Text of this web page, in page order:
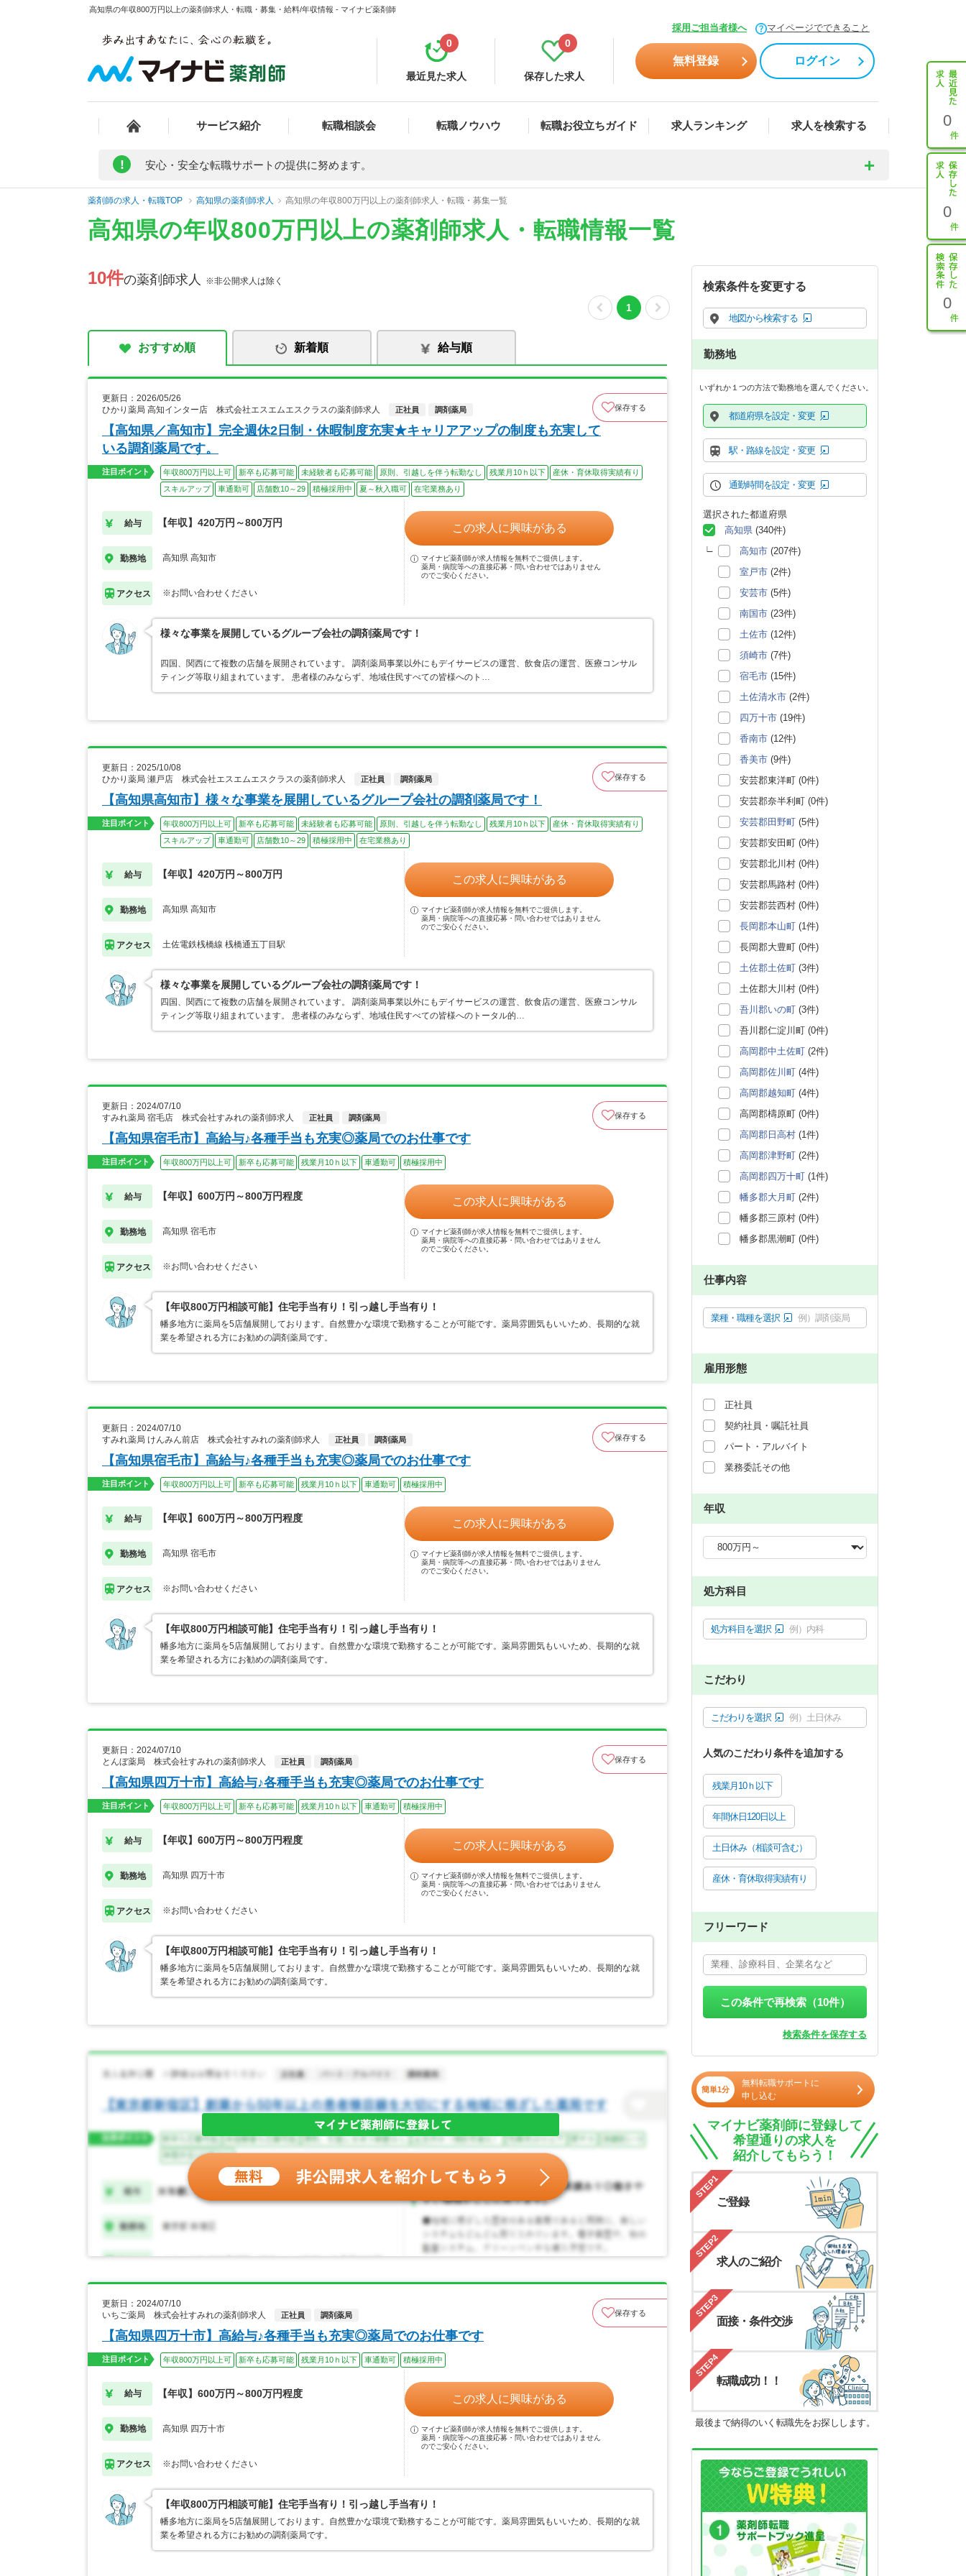
高知県の年収800万円以上の薬剤師求人・転職・募集・給料/年収情報 - マイナビ薬剤師
採用ご担当者様へ マイページでできること
最近見た求人
0
保存した求人
0
無料登録 ログイン
サービス紹介 転職相談会 転職ノウハウ 転職お役立ちガイド 求人ランキング 求人を検索する 0
0
0
! 安心・安全な転職サポートの提供に努めます。
薬剤師の求人・転職TOP 高知県の薬剤師求人 高知県の年収800万円以上の薬剤師求人・転職・募集一覧
高知県の年収800万円以上の薬剤師求人・転職情報一覧
10件の薬剤師求人 ※非公開求人は除く
1
おすすめ順 新着順 給与順
更新日：2026/05/26
ひかり薬局 高知インター店 株式会社エスエムエスクラスの薬剤師求人
正社員 調剤薬局 保存する
【高知県／高知市】完全週休2日制・休暇制度充実★キャリアアップの制度も充実して
いる調剤薬局です。
注目ポイント 年収800万円以上可 新卒も応募可能 未経験者も応募可能 原則、引越しを伴う転勤なし 残業月10ｈ以下
産休・育休取得実績有り
スキルアップ
車通勤可 店舗数10～29 積極採用中 夏～秋入職可 在宅業務あり
給与 【年収】420万円～800万円
勤務地 高知県 高知市
アクセス ※お問い合わせください
この求人に興味がある
マイナビ薬剤師が求人情報を無料でご提供します。
薬局・病院等への直接応募・問い合わせではありません
のでご安心ください。
様々な事業を展開しているグループ会社の調剤薬局です！
四国、関西にて複数の店舗を展開されています。 調剤薬局事業以外にもデイサービスの運営、飲食店の運営、医療コンサル
ティング等取り組まれています。 患者様のみならず、地域住民すべての皆様へのト…
更新日：2025/10/08
ひかり薬局 瀬戸店 株式会社エスエムエスクラスの薬剤師求人
正社員 調剤薬局 保存する
【高知県高知市】様々な事業を展開しているグループ会社の調剤薬局です！
注目ポイント 年収800万円以上可 新卒も応募可能 未経験者も応募可能 原則、引越しを伴う転勤なし 残業月10ｈ以下
産休・育休取得実績有り
スキルアップ
車通勤可 店舗数10～29 積極採用中 在宅業務あり
給与 【年収】420万円～800万円
勤務地 高知県 高知市
アクセス 土佐電鉄桟橋線 桟橋通五丁目駅
この求人に興味がある
マイナビ薬剤師が求人情報を無料でご提供します。
薬局・病院等への直接応募・問い合わせではありません
のでご安心ください。
様々な事業を展開しているグループ会社の調剤薬局です！
四国、関西にて複数の店舗を展開されています。 調剤薬局事業以外にもデイサービスの運営、飲食店の運営、医療コンサル
ティング等取り組まれています。 患者様のみならず、地域住民すべての皆様へのトータル的…
更新日：2024/07/10
すみれ薬局 宿毛店 株式会社すみれの薬剤師求人
正社員 調剤薬局 保存する
【高知県宿毛市】高給与♪各種手当も充実◎薬局でのお仕事です
注目ポイント 年収800万円以上可 新卒も応募可能 残業月10ｈ以下 車通勤可 積極採用中
給与 【年収】600万円～800万円程度
勤務地 高知県 宿毛市
アクセス ※お問い合わせください
この求人に興味がある
マイナビ薬剤師が求人情報を無料でご提供します。
薬局・病院等への直接応募・問い合わせではありません
のでご安心ください。
【年収800万円相談可能】住宅手当有り！引っ越し手当有り！
幡多地方に薬局を5店舗展開しております。自然豊かな環境で勤務することが可能です。薬局雰囲気もいいため、長期的な就
業を希望される方にお勧めの調剤薬局です。
更新日：2024/07/10
すみれ薬局 けんみん前店 株式会社すみれの薬剤師求人
正社員 調剤薬局 保存する
【高知県宿毛市】高給与♪各種手当も充実◎薬局でのお仕事です
注目ポイント 年収800万円以上可 新卒も応募可能 残業月10ｈ以下 車通勤可 積極採用中
給与 【年収】600万円～800万円程度
勤務地 高知県 宿毛市
アクセス ※お問い合わせください
この求人に興味がある
マイナビ薬剤師が求人情報を無料でご提供します。
薬局・病院等への直接応募・問い合わせではありません
のでご安心ください。
【年収800万円相談可能】住宅手当有り！引っ越し手当有り！
幡多地方に薬局を5店舗展開しております。自然豊かな環境で勤務することが可能です。薬局雰囲気もいいため、長期的な就
業を希望される方にお勧めの調剤薬局です。
更新日：2024/07/10
とんぼ薬局 株式会社すみれの薬剤師求人
正社員 調剤薬局 保存する
【高知県四万十市】高給与♪各種手当も充実◎薬局でのお仕事です
注目ポイント 年収800万円以上可 新卒も応募可能 残業月10ｈ以下 車通勤可 積極採用中
給与 【年収】600万円～800万円程度
勤務地 高知県 四万十市
アクセス ※お問い合わせください
この求人に興味がある
マイナビ薬剤師が求人情報を無料でご提供します。
薬局・病院等への直接応募・問い合わせではありません
のでご安心ください。
【年収800万円相談可能】住宅手当有り！引っ越し手当有り！
幡多地方に薬局を5店舗展開しております。自然豊かな環境で勤務することが可能です。薬局雰囲気もいいため、長期的な就
業を希望される方にお勧めの調剤薬局です。
更新日：2024/07/10
いちご薬局 株式会社すみれの薬剤師求人
正社員 調剤薬局 保存する
【高知県四万十市】高給与♪各種手当も充実◎薬局でのお仕事です
注目ポイント 年収800万円以上可 新卒も応募可能 残業月10ｈ以下 車通勤可 積極採用中
給与 【年収】600万円～800万円程度
勤務地 高知県 四万十市
アクセス ※お問い合わせください
この求人に興味がある
マイナビ薬剤師が求人情報を無料でご提供します。
薬局・病院等への直接応募・問い合わせではありません
のでご安心ください。
【年収800万円相談可能】住宅手当有り！引っ越し手当有り！
幡多地方に薬局を5店舗展開しております。自然豊かな環境で勤務することが可能です。薬局雰囲気もいいため、長期的な就
業を希望される方にお勧めの調剤薬局です。
検索条件を変更する
地図から検索する
勤務地
いずれか１つの方法で勤務地を選んでください。
都道府県を設定・変更
駅・路線を設定・変更
通勤時間を設定・変更
選択された都道府県
高知県 (340件)
高知市 (207件)
室戸市 (2件)
安芸市 (5件)
南国市 (23件)
土佐市 (12件)
須崎市 (7件)
宿毛市 (15件)
土佐清水市 (2件)
四万十市 (19件)
香南市 (12件)
香美市 (9件)
安芸郡東洋町 (0件)
安芸郡奈半利町 (0件)
安芸郡田野町 (5件)
安芸郡安田町 (0件)
安芸郡北川村 (0件)
安芸郡馬路村 (0件)
安芸郡芸西村 (0件)
長岡郡本山町 (1件)
長岡郡大豊町 (0件)
土佐郡土佐町 (3件)
土佐郡大川村 (0件)
吾川郡いの町 (3件)
吾川郡仁淀川町 (0件)
高岡郡中土佐町 (2件)
高岡郡佐川町 (4件)
高岡郡越知町 (4件)
高岡郡檮原町 (0件)
高岡郡日高村 (1件)
高岡郡津野町 (2件)
高岡郡四万十町 (1件)
幡多郡大月町 (2件)
幡多郡三原村 (0件)
幡多郡黒潮町 (0件)
仕事内容
業種・職種を選択 例）調剤薬局
雇用形態
正社員
契約社員・嘱託社員
パート・アルバイト
業務委託その他
年収
処方科目
処方科目を選択 例）内科
こだわり
こだわりを選択 例）土日休み
人気のこだわり条件を追加する
残業月10ｈ以下
年間休日120日以上
土日休み（相談可含む）
産休・育休取得実績有り
フリーワード
この条件で再検索（10件）
検索条件を保存する
簡単1分
無料転職サポートに
申し込む
マイナビ薬剤師に登録して
希望通りの求人を
紹介してもらう！
STEP1
ご登録
STEP2
求人のご紹介
STEP3
面接・条件交渉
STEP4
転職成功！！
最後まで納得のいく転職先をお探しします。